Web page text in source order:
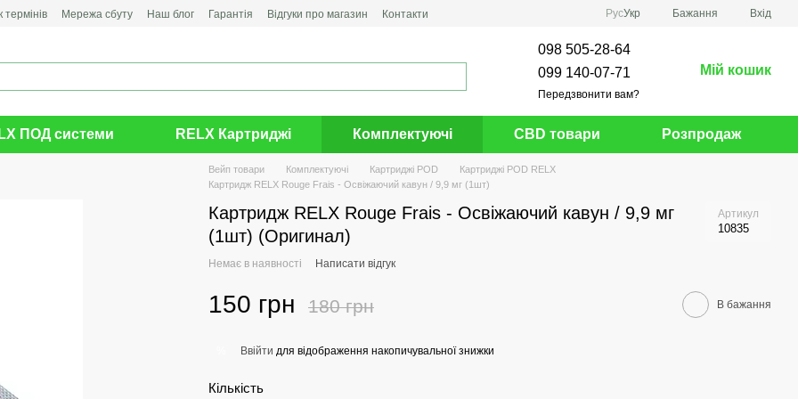
Мережа сбуту Наш блог Гарантія Відгуки про магазин Контакти РусУкр Бажання Вхід
098 505-28-64
099 140-07-71
Передзвонити вам?
Мій кошик
ПОД системи RELX Картриджі Комплектуючі CBD товари Розпродаж
Вейп товари Комплектуючі Картриджі POD
Картриджі POD RELX
Картридж RELX Rouge Frais - Освіжаючий кавун / 9,9 мг (1шт)
Картридж RELX Rouge Frais - Освіжаючий кавун / 9,9 мг
(1шт) (Оригинал)
Артикул
10835
Немає в наявності Написати відгук
150 грн 180 грн В бажання
Ввійти для відображення накопичувальної знижки
Кількість